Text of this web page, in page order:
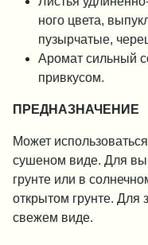
ного цвета,
пузырчатые,
Аромат сильный
привкусом.
ПРЕДНАЗНАЧЕНИЕ
Может
сушеном виде. Для
грунте или в
открытом грунте. Для
свежем виде.